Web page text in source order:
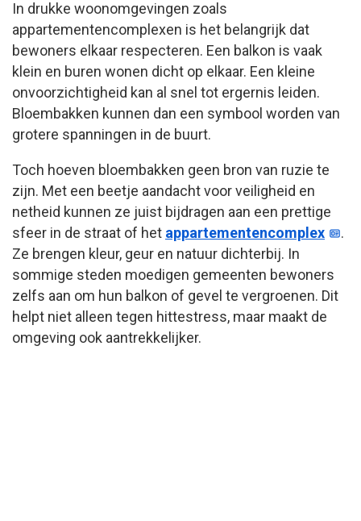
In drukke woonomgevingen zoals
appartementencomplexen is het belangrijk dat
bewoners elkaar respecteren. Een balkon is vaak
klein en buren wonen dicht op elkaar. Een kleine
onvoorzichtigheid kan al snel tot ergernis leiden.
Bloembakken kunnen dan een symbool worden van
grotere spanningen in de buurt.
Toch hoeven bloembakken geen bron van ruzie te
zijn. Met een beetje aandacht voor veiligheid en
netheid kunnen ze juist bijdragen aan een prettige
sfeer in de straat of het appartementencomplex
.
Ze brengen kleur, geur en natuur dichterbij. In
sommige steden moedigen gemeenten bewoners
zelfs aan om hun balkon of gevel te vergroenen. Dit
helpt niet alleen tegen hittestress, maar maakt de
omgeving ook aantrekkelijker.